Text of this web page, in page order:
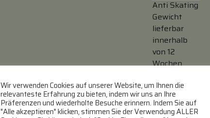
Anti Skating
Gewicht
lieferbar
innerhalb
von 12
Wochen
Zum Produkt
In den Warenkorb
Wir verwenden Cookies auf unserer Website, um Ihnen die
relevanteste Erfahrung zu bieten, indem wir uns an Ihre
Präferenzen und wiederholte Besuche erinnern. Indem Sie auf
"Alle akzeptieren" klicken, stimmen Sie der Verwendung ALLER